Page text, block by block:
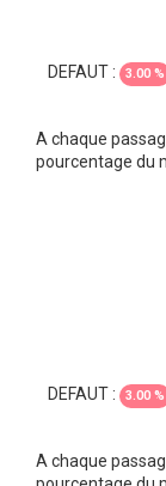
DEFAUT : 3.00 %
A chaque
pourcentage du
DEFAUT : 3.00 %
A chaque